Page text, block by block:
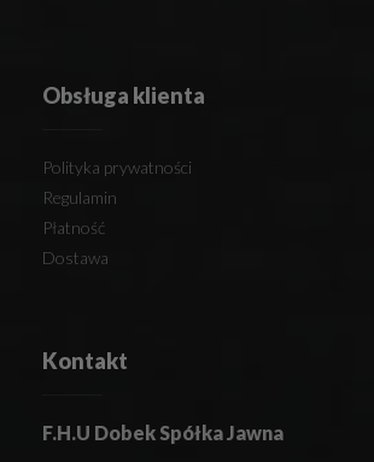
Obsługa klienta
Polityka prywatności
Regulamin
Płatność
Dostawa
Kontakt
F.H.U Dobek Spółka Jawna